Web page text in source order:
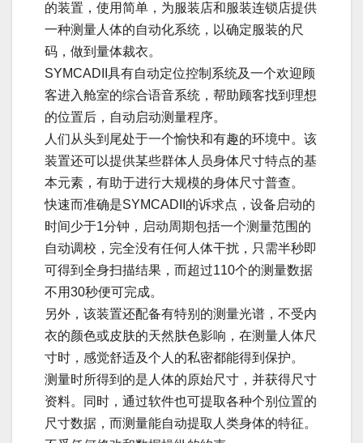
的装置，使用简单，为服装店和服装连锁店提供
一种测量人体的自动化系统，以确定服装的尺
码，做到量体裁衣。
SYMCADII具有自动定位控制系统及一个欢迎顾
客进入舱室的综合语音系统，帮助顾客找到理想
的位置后，自动启动测量程序。
人们从头到尾处于一个愉快和有趣的环境中。该
装置还可以提供某些群体人员身体尺寸特点的基
本元素，有助于进行大规模的身体尺寸普查。
快速而准确是SYMCADII的诉求点，设备启动的
时间少于1分钟，启动周期包括一个测量范围的
自动调校，完全没有任何人体干扰，只需半秒即
可得到全身扫描结果，而超过110个的测量数据
不用30秒便可完成。
另外，该装置还配备有特别的测量光谱，不受内
衣的颜色或皮肤的天然肤色影响，在测量人体尺
寸时，感觉舒适及个人的私密都能得到保护。
测量时所得到的是人体的原始尺寸，并获得尺寸
资料。同时，通过软件也可提取各种个别位置的
尺寸数据，而测量能自动提取人类身体的特征。